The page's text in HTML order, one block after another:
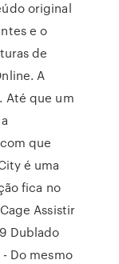
original
e o
de
A
Até que um
que
é uma
fica no
Assistir
Dublado
Do mesmo